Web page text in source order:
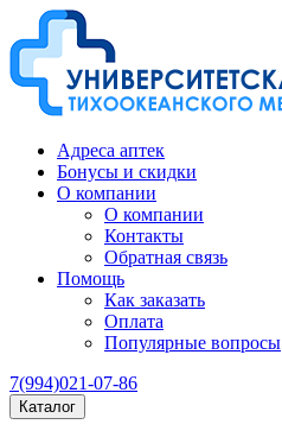
Адреса аптек
Бонусы и скидки
О компании
О компании
Контакты
Обратная связь
Помощь
Как заказать
Оплата
Популярные вопросы
7(994)021-07-86
Каталог